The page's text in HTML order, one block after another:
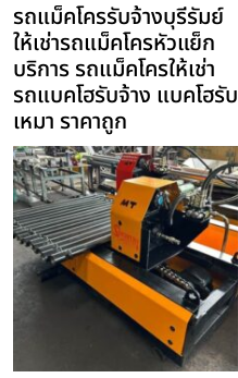
รถแม็คโครรับจ้างบุรีรัมย์
ให้เช่ารถแม็คโครหัวแย็ก
บริการ รถแม็คโครให้เช่า
รถแบคโฮรับจ้าง แบคโฮรับ
เหมา ราคาถูก